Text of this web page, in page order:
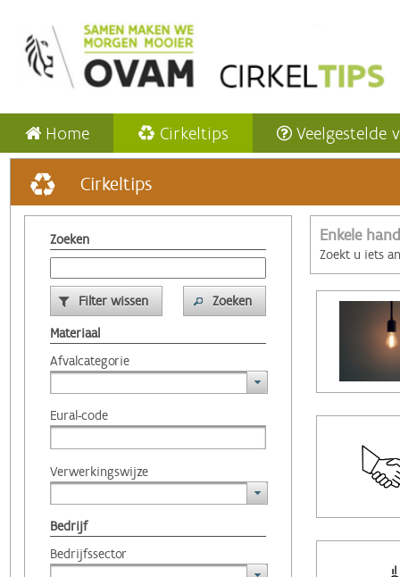
Home Cirkeltips Veelgestelde
Cirkeltips
Zoeken
Filter wissen
Zoeken
Materiaal
Afvalcategorie
Eural-code
Verwerkingswijze
Bedrijf
Bedrijfssector
Enkele
Zoekt u iets